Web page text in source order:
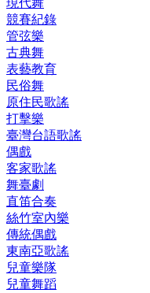
現代舞
競賽紀錄
管弦樂
古典舞
表藝教育
民俗舞
原住民歌謠
打擊樂
臺灣台語歌謠
偶戲
客家歌謠
舞臺劇
直笛合奏
絲竹室內樂
傳統偶戲
東南亞歌謠
兒童樂隊
兒童舞蹈